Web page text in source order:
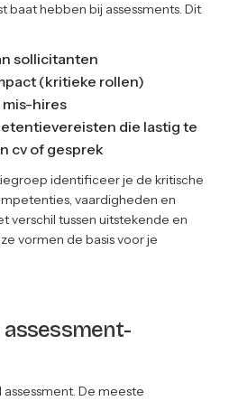
hebben bij assessments. Dit
sollicitanten
(kritieke rollen)
mis-hires
die lastig te
cv of gesprek
identificeer je de kritische
vaardigheden en
verschil tussen uitstekende en
vormen de basis voor je
assessment-
De meeste